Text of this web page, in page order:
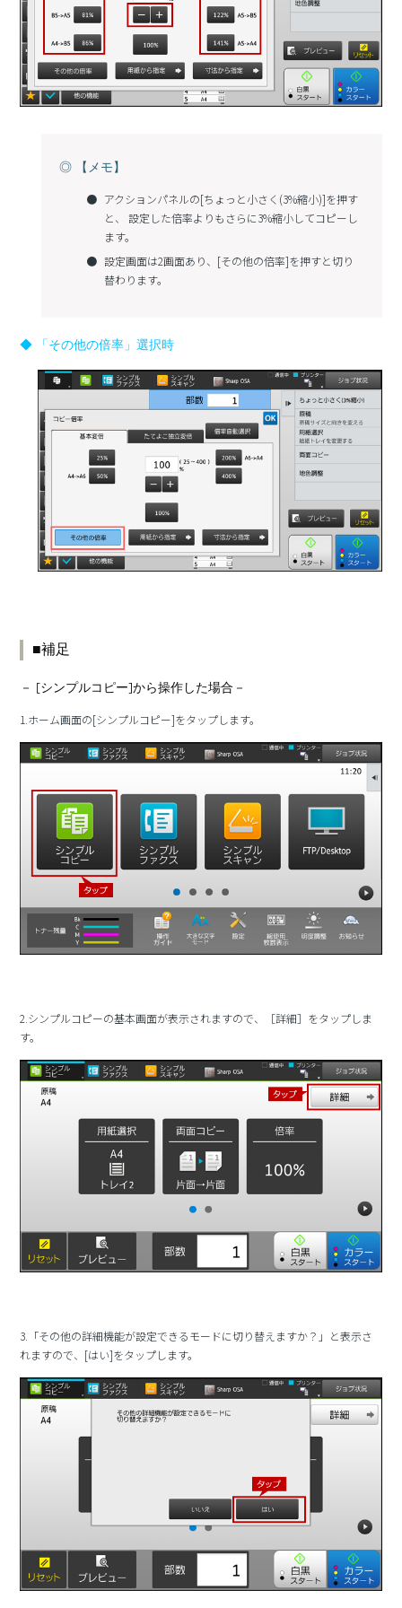
◎ 【メモ】
アクションパネルの[ちょっと小さく(3%縮小)]を押す
と、 設定した倍率よりもさらに3%縮小してコピーし
ます。
設定画面は2画面あり、[その他の倍率]を押すと切り
替わります。
◆ 「その他の倍率」選択時
■補足
－ [シンプルコピー]から操作した場合－
1.ホーム画面の[シンプルコピー]をタップします。
2.シンプルコピーの基本画面が表示されますので、［詳細］をタップしま
す。
3.「その他の詳細機能が設定できるモードに切り替えますか？」と表示さ
れますので、[はい]をタップします。